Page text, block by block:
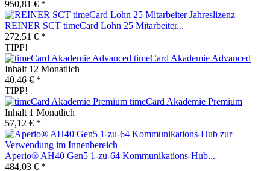
950,81 € *
REINER SCT timeCard Lohn 25 Mitarbeiter...
272,51 € *
TIPP!
timeCard Akademie Advanced
Inhalt 12 Monatlich
40,46 € *
TIPP!
timeCard Akademie Premium
Inhalt 1 Monatlich
57,12 € *
Aperio® AH40 Gen5 1-zu-64 Kommunikations-Hub...
484,03 € *